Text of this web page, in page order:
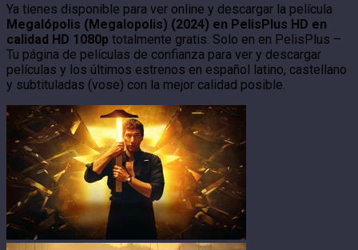
Ya tienes disponible para ver online y descargar la película
Megalópolis (Megalopolis) (2024) en PelisPlus HD en
calidad HD 1080p totalmente gratis. Solo en en PelisPlus –
Tu página de películas de confianza para ver y descargar
películas y los últimos estrenos en español latino, castellano
y subtituladas (vose) con la mejor calidad posible.